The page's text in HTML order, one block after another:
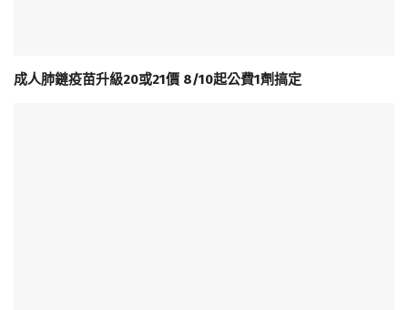
成人肺鏈疫苗升級20或21價 8/10起公費1劑搞定